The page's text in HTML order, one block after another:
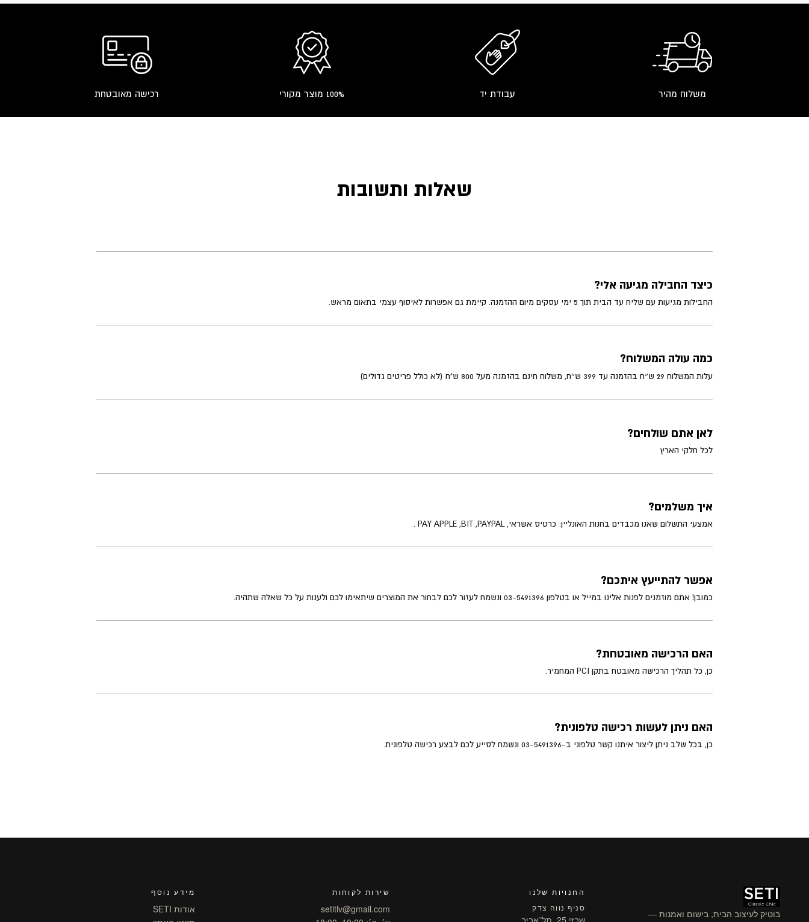
משלוח מהיר עבודת יד 100% מוצר מקורי רכישה מאובטחת
שאלות ותשובות
כיצד החבילה מגיעה אלי?
החבילות מגיעות עם שליח עד הבית תוך 5 ימי עסקים מיום ההזמנה. קיימת גם אפשרות לאיסוף עצמי בתאום מראש.
כמה עולה המשלוח?
עלות המשלוח 29 ש״ח בהזמנה עד 399 ש״ח, משלוח חינם בהזמנה מעל 800 ש"ח (לא כולל פריטים גדולים)
לאן אתם שולחים?
לכל חלקי הארץ
איך משלמים?
אמצעי התשלום שאנו מכבדים בחנות האונליין: כרטיס אשראי, PAY APPLE ,BIT ,PAYPAL .
אפשר להתייעץ איתכם?
כמובן! אתם מוזמנים לפנות אלינו במייל או בטלפון 03-5491396 ונשמח לעזור לכם לבחור את המוצרים שיתאימו לכם ולענות על כל שאלה שתהיה.
האם הרכישה מאובטחת?
כן, כל תהליך הרכישה מאובטח בתקן PCI המחמיר.
האם ניתן לעשות רכישה טלפונית?
כן, בכל שלב ניתן ליצור איתנו קשר טלפוני ב-03-5491396 ונשמח לסייע לכם לבצע רכישה טלפונית.
בוטיק לעיצוב הבית, בישום ואמנות —
החנויות שלנו
סניף נווה צדק
שבזי 25, תל־אביב
שירות לקוחות
setitlv@gmail.com
מידע נוסף
אודות SETI